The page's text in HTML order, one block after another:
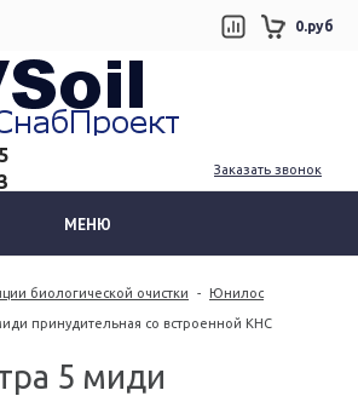
0.руб
Заказать звонок
МЕНЮ
биологической очистки - Юнилос
принудительная со встроенной КНС
5 миди